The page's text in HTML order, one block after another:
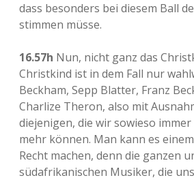
dass besonders bei diesem Ball
stimmen müsse.
16.57h Nun, nicht ganz das
Christkind ist in dem Fall nur
Beckham, Sepp Blatter, Franz
Charlize Theron, also mit
diejenigen, die wir sowieso
mehr können. Man kann es
Recht machen, denn die ganzen
südafrikanischen Musiker, die